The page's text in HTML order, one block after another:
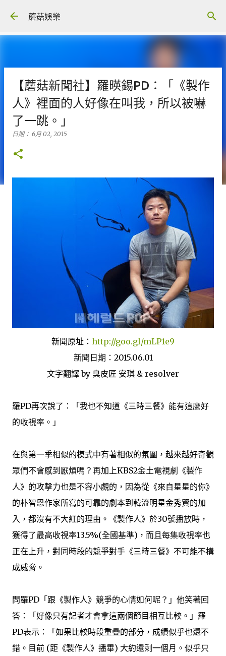
蘑菇娛樂
【蘑菇新聞社】羅暎錫PD：「《製作
人》裡面的人好像在叫我，所以被嚇
了一跳。」
日期： 6月 02, 2015
新聞原址： http://goo.gl/mLP1e9
新聞日期：2015.06.01
文字翻譯 by 臭皮匠 安琪 & resolver
羅PD再次說了：「我也不知道《三時三餐》能有這麼好
的收視率。」
在與第一季相似的模式中有著相似的氛圍，越來越好奇觀
眾們不會感到厭煩嗎？再加上KBS2金土電視劇《製作
人》的攻擊力也是不容小覷的，因為從《來自星星的你》
的朴智恩作家所寫的可靠的劇本到韓流明星金秀賢的加
入，都沒有不大紅的理由。《製作人》於30號播放時，
獲得了最高收視率13.5%(全國基準)，而且每集收視率也
正在上升，對同時段的競爭對手《三時三餐》不可能不構
成威脅。
問羅PD「跟《製作人》競爭的心情如何呢？」他笑著回
答：「好像只有記者才會拿這兩個節目相互比較。」羅
PD表示：「如果比較時段重疊的部分，成績似乎也還不
錯。目前 (距《製作人》播畢) 大約還剩一個月。似乎只